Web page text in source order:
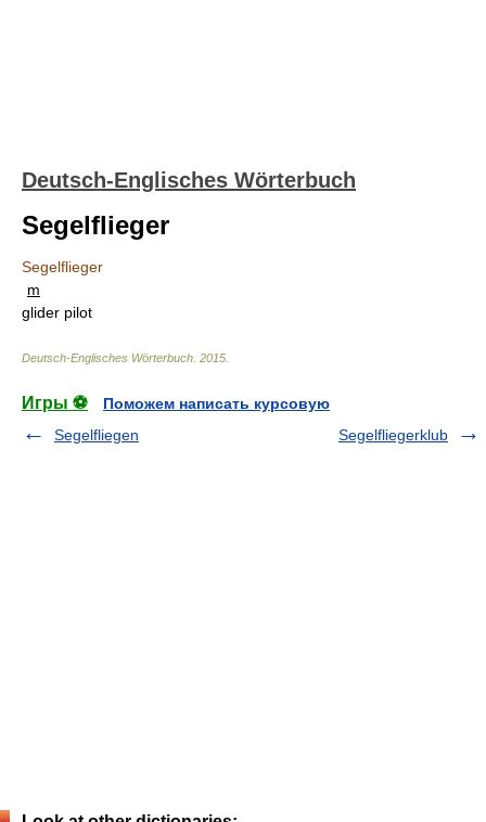
Deutsch-Englisches Wörterbuch
Segelflieger
Segelflieger
m
glider pilot
Deutsch-Englisches Wörterbuch 2015
Игры ⚽
Поможем написать курсовую
Segelfliegen
Segelfliegerklub